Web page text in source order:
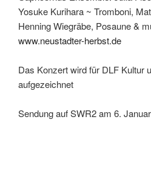
Yosuke Kurihara ~ Tromboni,
Henning Wiegräbe, Posaune &
www.neustadter-herbst.de
Das Konzert wird für DLF Kultur
aufgezeichnet
Sendung auf SWR2 am 6.